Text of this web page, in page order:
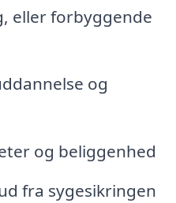
eller forbyggende
og
og beliggenhed
fra sygesikringen